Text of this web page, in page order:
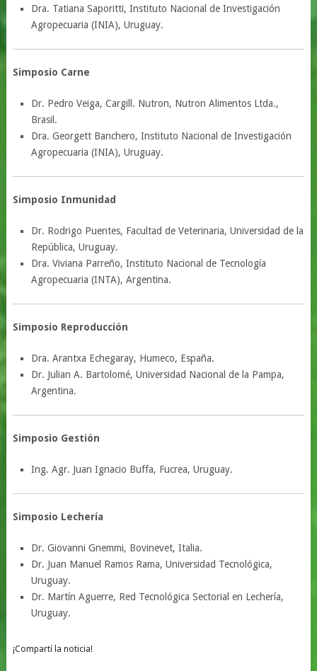
Dra. Tatiana Saporitti, Instituto Nacional de Investigación
Agropecuaria (INIA), Uruguay.
Simposio Carne
Dr. Pedro Veiga, Cargill. Nutron, Nutron Alimentos Ltda.,
Brasil.
Dra. Georgett Banchero, Instituto Nacional de Investigación
Agropecuaria (INIA), Uruguay.
Simposio Inmunidad
Dr. Rodrigo Puentes, Facultad de Veterinaria, Universidad de la
República, Uruguay.
Dra. Viviana Parreño, Instituto Nacional de Tecnología
Agropecuaria (INTA), Argentina.
Simposio Reproducción
Dra. Arantxa Echegaray, Humeco, España.
Dr. Julian A. Bartolomé, Universidad Nacional de la Pampa,
Argentina.
Simposio Gestión
Ing. Agr. Juan Ignacio Buffa, Fucrea, Uruguay.
Simposio Lechería
Dr. Giovanni Gnemmi, Bovinevet, Italia.
Dr. Juan Manuel Ramos Rama, Universidad Tecnológica,
Uruguay.
Dr. Martín Aguerre, Red Tecnológica Sectorial en Lechería,
Uruguay.
¡Compartí la noticia!